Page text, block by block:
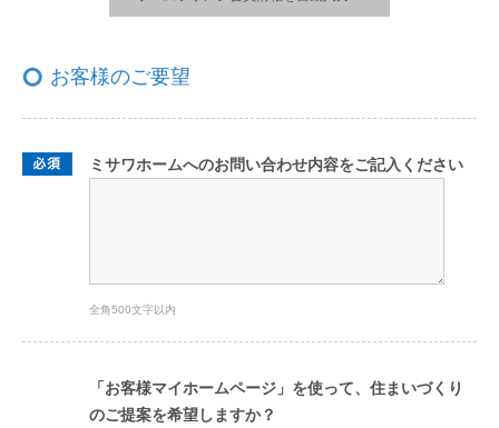
お客様のご要望
ミサワホームへのお問い合わせ内容をご記入ください
全角500文字以内
「お客様マイホームページ」を使って、住まいづくり
のご提案を希望しますか？